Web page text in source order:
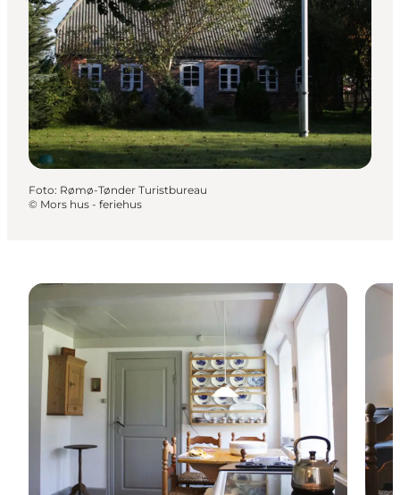
Foto: Rømø-Tønder Turistbureau
© Mors hus - feriehus